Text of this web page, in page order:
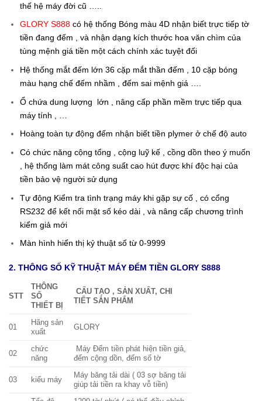
thế hệ máy đời cũ …..
GLORY S888có hệ thống Bóng màu 4D nhận biết trực tiếp tờ
tiền đang đếm , và nhận dạng kích thước hoa văn chìm của
tùng mệnh giá tiền một cách chính xác tuyệt đối
Hệ thống mắt đếm lớn 36 cặp mắt thần đếm , 10 cặp bóng
màu hạng chế đếm nhầm , đếm sai mệnh giá ….
Ổ chứa dung lượng lớn , nâng cấp phần mềm trực tiếp qua
máy tính , …
Hoàng toàn tự động đếm nhận biết tiền plymer ở chế độ auto
Có chức năng cộng tổng , cộng luỹ kế , cồng dồn theo ý muốn
, hệ thống làm mát công suất cao hút được khí độc hại của
tiền bảo vệ người sử dụng
Tự động Kiểm tra tình trạng máy khi gặp sự cố , có cổng
RS232 để kết nối mặt số kéo dài , và nâng cấp chương trình
kiểm giả mới
Màn hình hiển thị kỷ thuật số từ 0-9999
2. THÔNG SỐ KỸ THUẬT MÁY ĐẾM TIỀN GLORY S888
STT
THÔNG
SỐ
THIẾT BỊ
CẤU TẠO , SẢN XUẤT, CHI
TIẾT SẢN PHẨM
01
Hãng sản
xuất
GLORY
02
chức
năng
Máy Đếm tiền phát hiện tiền giả,
đếm cộng dồn, đếm số tờ
03 kiểu máy
Máy băng tải dài ( 03 sợ băng tải
giúp tải tiền ra khay vỗ tiền)